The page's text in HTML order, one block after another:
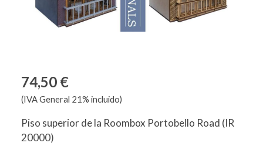
74,50 €
(IVA General 21% incluido)
Piso superior de la Roombox Portobello Road (IR
20000)